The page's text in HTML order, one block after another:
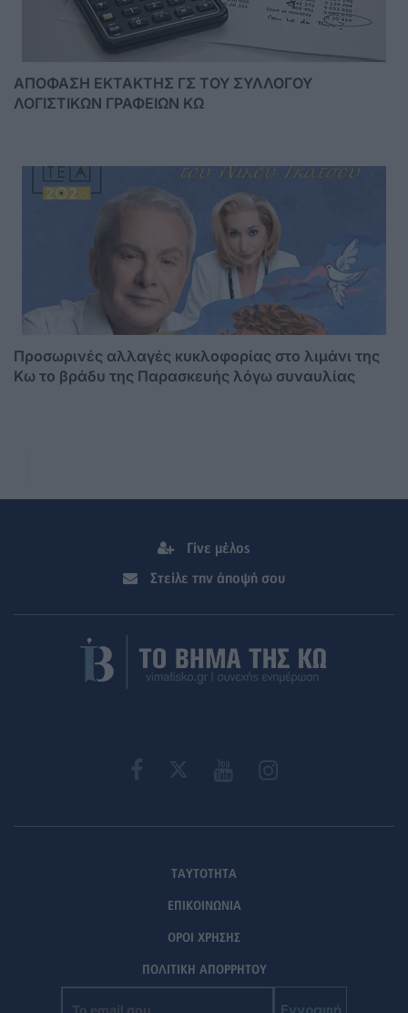
ΑΠΟΦΑΣΗ ΕΚΤΑΚΤΗΣ ΓΣ ΤΟΥ ΣΥΛΛΟΓΟΥ
ΛΟΓΙΣΤΙΚΩΝ ΓΡΑΦΕΙΩΝ ΚΩ
Προσωρινές αλλαγές κυκλοφορίας στο λιμάνι της
Κω το βράδυ της Παρασκευής λόγω συναυλίας
Γίνε μέλος
Στείλε την άποψή σου
ΤΑΥΤΟΤΗΤΑ
ΕΠΙΚΟΙΝΩΝΙΑ
ΟΡΟΙ ΧΡΗΣΗΣ
ΠΟΛΙΤΙΚΗ ΑΠΟΡΡΗΤΟΥ